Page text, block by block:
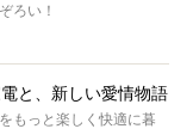
ろい！
と、新しい愛情物語
もっと楽しく快適に暮